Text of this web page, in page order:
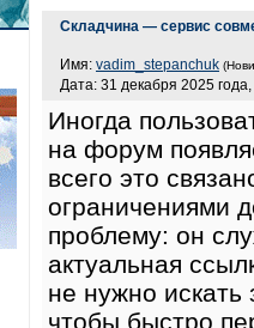
Складчина — сервис
Имя: vadim_stepanchuk
Дата: 31 декабря 2025
Иногда
на форум
всего это
ограничениями
проблему: он
актуальная
не нужно искать
чтобы быстро